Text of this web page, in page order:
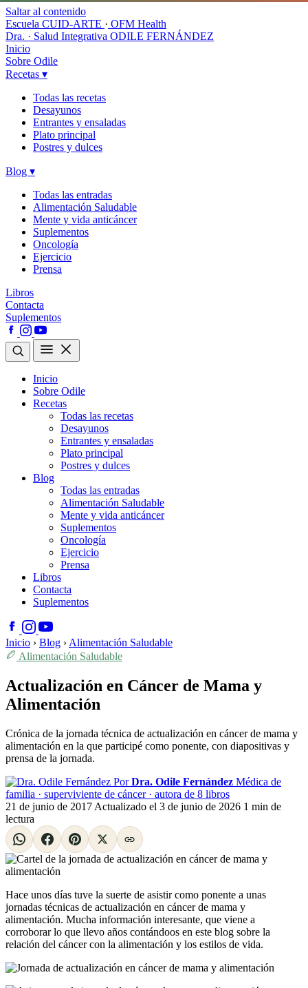
Saltar al contenido
Escuela CUID-ARTE · OFM Health
Dra. · Salud Integrativa ODILE FERNÁNDEZ
Inicio
Sobre Odile
Recetas ▾
Todas las recetas
Desayunos
Entrantes y ensaladas
Plato principal
Postres y dulces
Blog ▾
Todas las entradas
Alimentación Saludable
Mente y vida anticáncer
Suplementos
Oncología
Ejercicio
Prensa
Libros
Contacta
Suplementos
Inicio
Sobre Odile
Recetas
Todas las recetas
Desayunos
Entrantes y ensaladas
Plato principal
Postres y dulces
Blog
Todas las entradas
Alimentación Saludable
Mente y vida anticáncer
Suplementos
Oncología
Ejercicio
Prensa
Libros
Contacta
Suplementos
Inicio › Blog › Alimentación Saludable
Alimentación Saludable
Actualización en Cáncer de Mama y
Alimentación
Crónica de la jornada técnica de actualización en cáncer de mama y
alimentación en la que participé como ponente, con diapositivas y
prensa de la jornada.
Por Dra. Odile Fernández Médica de
familia · superviviente de cáncer · autora de 8 libros
21 de junio de 2017 Actualizado el 3 de junio de 2026 1 min de
lectura
Hace unos días tuve la suerte de asistir como ponente a unas
jornadas técnicas de actualización en cáncer de mama y
alimentación. Mucha información interesante, que viene a
corroborar lo que llevo años contándoos en este blog sobre la
relación del cáncer con la alimentación y los estilos de vida.